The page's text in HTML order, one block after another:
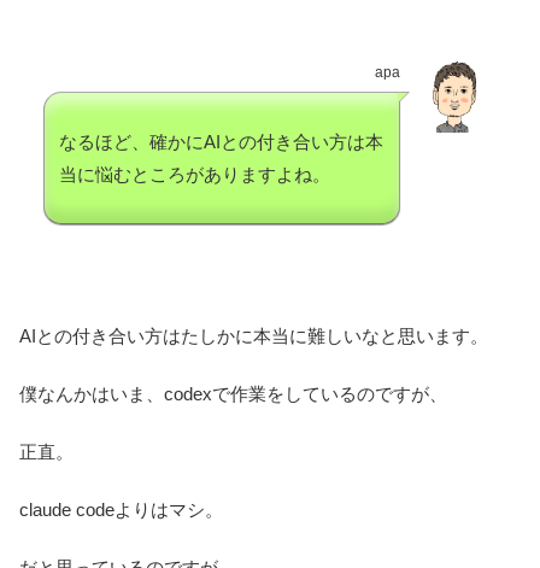
apa
なるほど、確かにAIとの付き合い方は本
当に悩むところがありますよね。
AIとの付き合い方はたしかに本当に難しいなと思います。
僕なんかはいま、codexで作業をしているのですが、
正直。
claude codeよりはマシ。